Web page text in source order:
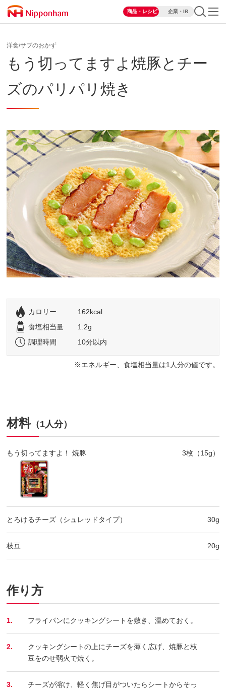
商品・レシピ 企業・IR
洋食/サブのおかず
もう切ってますよ焼豚とチー
ズのパリパリ焼き
カロリー
162kcal
食塩相当量
1.2g
調理時間
10分以内
エネルギー、食塩相当量は1人分の値です。
材料（1人分）
もう切ってますよ！ 焼豚 3枚（15g）
とろけるチーズ（シュレッドタイプ） 30g
枝豆 20g
作り方
1. フライパンにクッキングシートを敷き、温めておく。
2.
クッキングシートの上にチーズを薄く広げ、焼豚と枝
豆をのせ弱火で焼く。
3.
チーズが溶け、軽く焦げ目がついたらシートからそっ